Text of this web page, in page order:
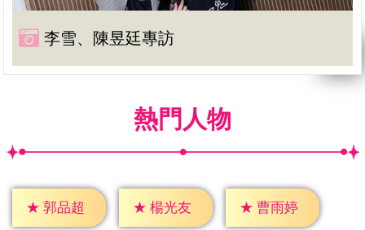
李雪、陳昱廷專訪
熱門人物
★ 郭品超 ★ 楊光友 ★ 曹雨婷